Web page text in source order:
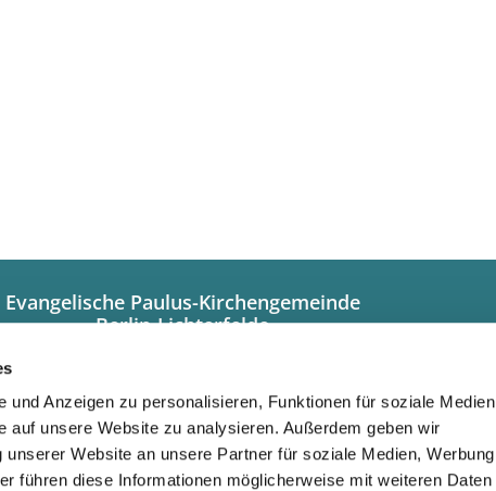
und Anzeigen zu personalisieren, Funktionen für soziale Medien
auf unsere Website zu analysieren. Außerdem geben wir
Website an unsere Partner für soziale Medien, Werbung
führen diese Informationen möglicherweise mit weiteren Daten
Evangelische Paulus-Kirchengemeinde
Berlin-Lichterfelde
+49308449320
info@paulus-lichterfelde.de
Gemeindebüro:
Donnerstag 10.00 bis 12.00 Uhr